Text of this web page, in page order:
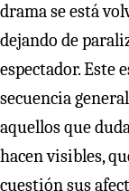
drama se está
dejando de
espectador. Este
secuencia
aquellos que
hacen visibles,
cuestión sus